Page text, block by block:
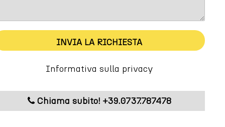
INVIA LA RICHIESTA
Informativa sulla privacy
Chiama subito! +39.0737.787478